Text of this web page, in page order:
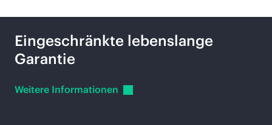
Eingeschränkte lebenslange
Garantie
Weitere Informationen